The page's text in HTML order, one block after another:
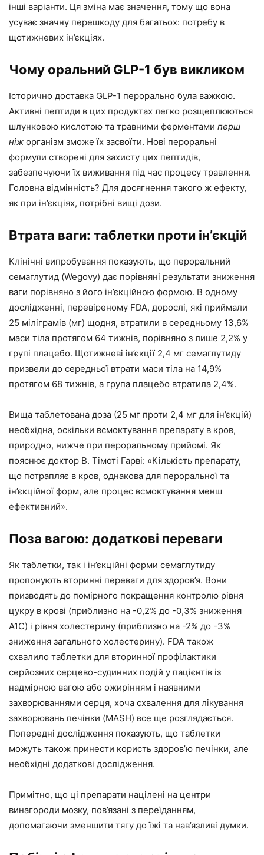
інші варіанти. Ця зміна має значення, тому що вона
усуває значну перешкоду для багатьох: потребу в
щотижневих ін’єкціях.
Чому оральний GLP-1 був викликом
Історично доставка GLP-1 перорально була важкою.
Активні пептиди в цих продуктах легко розщеплюються
шлунковою кислотою та травними ферментами перш
ніж організм зможе їх засвоїти. Нові пероральні
формули створені для захисту цих пептидів,
забезпечуючи їх виживання під час процесу травлення.
Головна відмінність? Для досягнення такого ж ефекту,
як при ін’єкціях, потрібні вищі дози.
Втрата ваги: таблетки проти ін’єкцій
Клінічні випробування показують, що пероральний
семаглутид (Wegovy) дає порівняні результати зниження
ваги порівняно з його ін’єкційною формою. В одному
дослідженні, перевіреному FDA, дорослі, які приймали
25 міліграмів (мг) щодня, втратили в середньому 13,6%
маси тіла протягом 64 тижнів, порівняно з лише 2,2% у
групі плацебо. Щотижневі ін’єкції 2,4 мг семаглутиду
призвели до середньої втрати маси тіла на 14,9%
протягом 68 тижнів, а група плацебо втратила 2,4%.
Вища таблетована доза (25 мг проти 2,4 мг для ін’єкцій)
необхідна, оскільки всмоктування препарату в кров,
природно, нижче при пероральному прийомі. Як
пояснює доктор В. Тімоті Гарві: «Кількість препарату,
що потрапляє в кров, однакова для пероральної та
ін’єкційної форм, але процес всмоктування менш
ефективний».
Поза вагою: додаткові переваги
Як таблетки, так і ін’єкційні форми семаглутиду
пропонують вторинні переваги для здоров’я. Вони
призводять до помірного покращення контролю рівня
цукру в крові (приблизно на -0,2% до -0,3% зниження
A1C) і рівня холестерину (приблизно на -2% до -3%
зниження загального холестерину). FDA також
схвалило таблетки для вторинної профілактики
серйозних серцево-судинних подій у пацієнтів із
надмірною вагою або ожирінням і наявними
захворюваннями серця, хоча схвалення для лікування
захворювань печінки (MASH) все ще розглядається.
Попередні дослідження показують, що таблетки
можуть також принести користь здоров’ю печінки, але
необхідні додаткові дослідження.
Примітно, що ці препарати націлені на центри
винагороди мозку, пов’язані з переїданням,
допомагаючи зменшити тягу до їжі та нав’язливі думки.